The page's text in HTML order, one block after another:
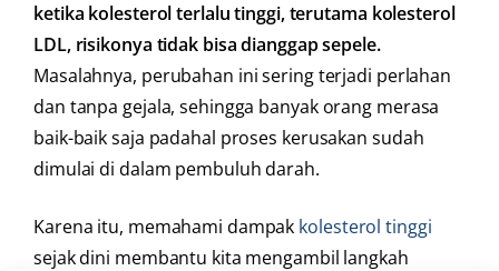
ketika kolesterol terlalu tinggi, terutama kolesterol
LDL, risikonya tidak bisa dianggap sepele.
Masalahnya, perubahan ini sering terjadi perlahan
dan tanpa gejala, sehingga banyak orang merasa
baik-baik saja padahal proses kerusakan sudah
dimulai di dalam pembuluh darah.
Karena itu, memahami dampak kolesterol tinggi
sejak dini membantu kita mengambil langkah